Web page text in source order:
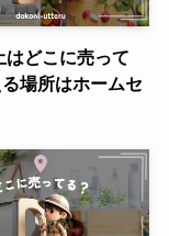
はどこに売って
場所はホームセ